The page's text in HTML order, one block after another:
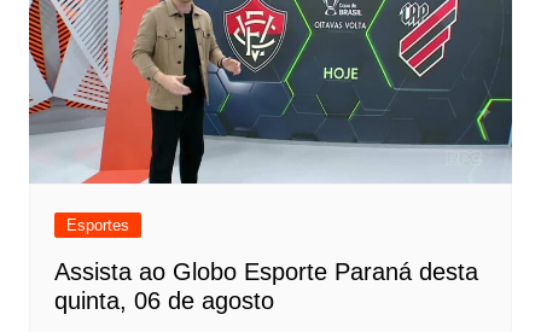
Esportes
Assista ao Globo Esporte Paraná desta
quinta, 06 de agosto